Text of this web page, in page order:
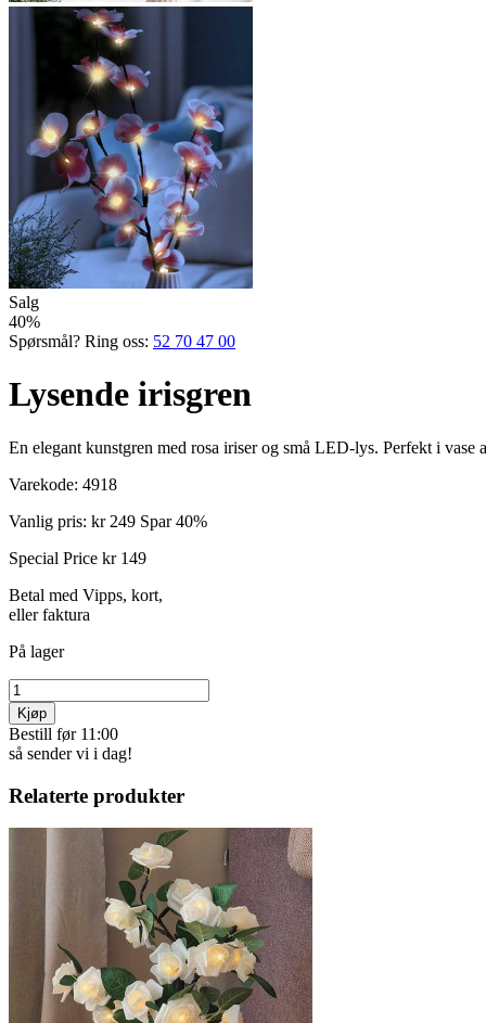
Salg
40%
Spørsmål? Ring oss: 52 70 47 00
Lysende irisgren
En elegant kunstgren med rosa iriser og små LED-lys. Perfekt i
Varekode: 4918
Vanlig pris: kr 249 Spar 40%
Special Price kr 149
Betal med Vipps, kort,
eller faktura
På lager
Kjøp
Bestill før 11:00
så sender vi i dag!
Relaterte produkter